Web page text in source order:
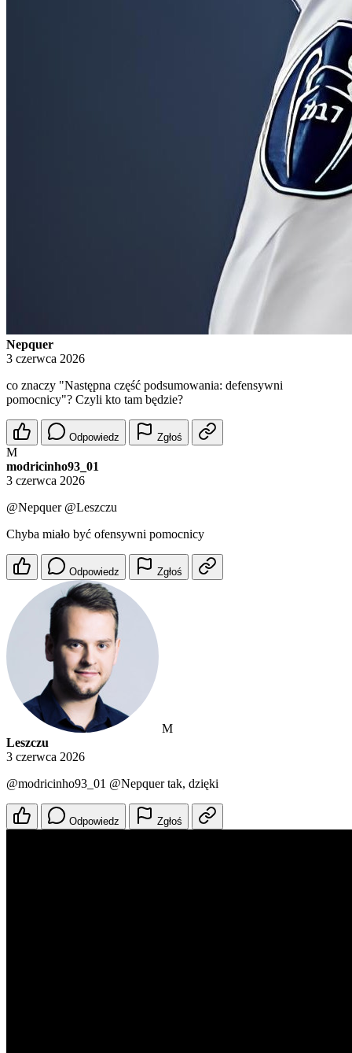
Nepquer
3 czerwca 2026
co znaczy "Następna część podsumowania: defensywni
pomocnicy"? Czyli kto tam będzie?
Odpowiedz Zgłoś
M
modricinho93_01
3 czerwca 2026
@Nepquer @Leszczu
Chyba miało być ofensywni pomocnicy
Odpowiedz Zgłoś
M
Leszczu
3 czerwca 2026
@modricinho93_01 @Nepquertak, dzięki
Odpowiedz Zgłoś